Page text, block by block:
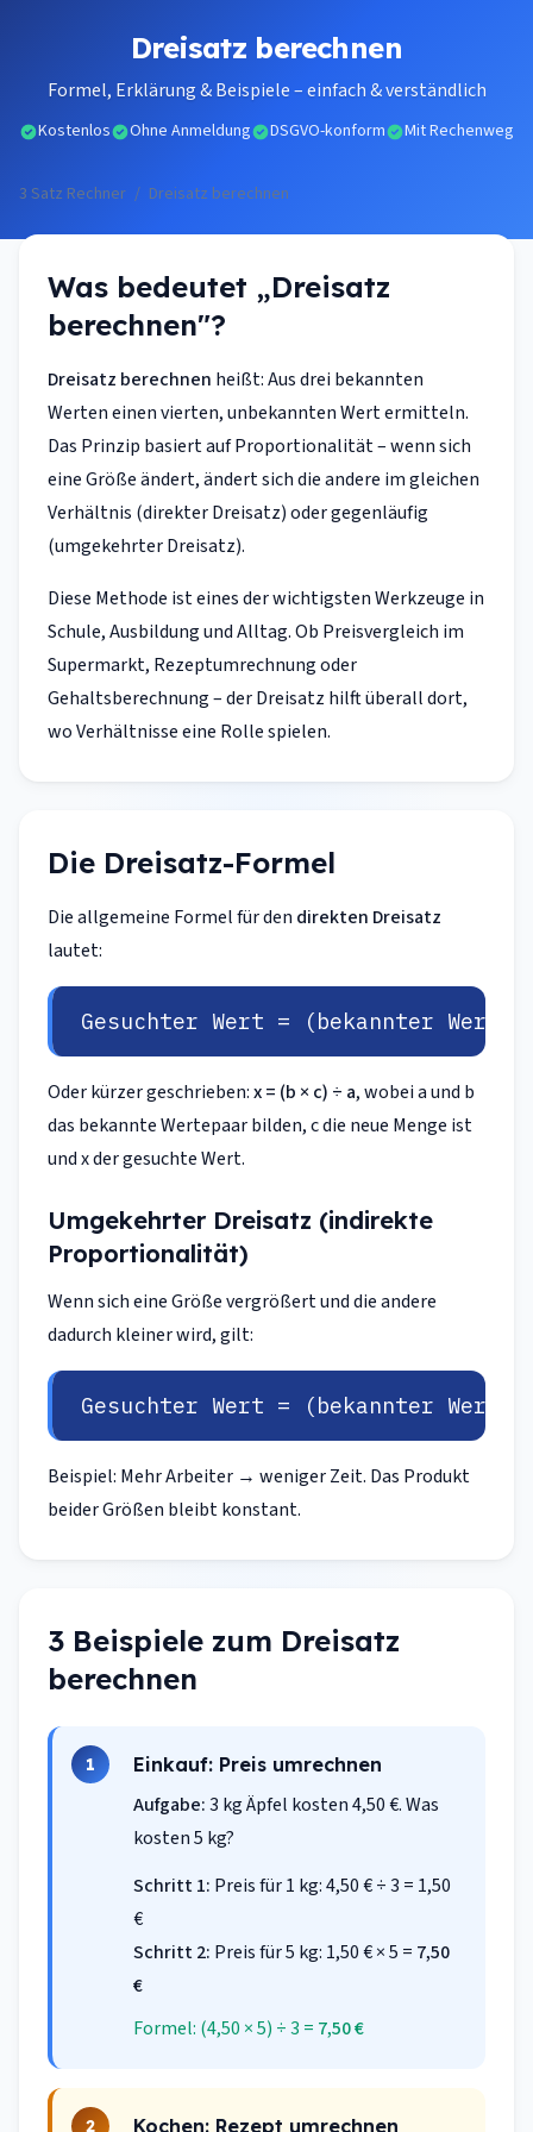
Dreisatz berechnen
Formel, Erklärung & Beispiele – einfach & verständlich
Kostenlos Ohne Anmeldung DSGVO-konform Mit Rechenweg
3 Satz Rechner / Dreisatz berechnen
Was bedeutet „Dreisatz
berechnen"?
Dreisatz berechnen heißt: Aus drei bekannten
Werten einen vierten, unbekannten Wert ermitteln.
Das Prinzip basiert aufProportionalität– wenn sich
eine Größe ändert, ändert sich die andere im gleichen
Verhältnis (direkter Dreisatz) oder gegenläufig
(umgekehrter Dreisatz).
Diese Methode ist eines der wichtigsten Werkzeuge in
Schule, Ausbildung und Alltag. Ob Preisvergleich im
Supermarkt, Rezeptumrechnung oder
Gehaltsberechnung – der Dreisatz hilft überall dort,
wo Verhältnisse eine Rolle spielen.
Die Dreisatz-Formel
Die allgemeine Formel für den direkten Dreisatz
lautet:
Gesuchter Wert = (bekannter Wert 2
Oder kürzer geschrieben:x = (b × c) ÷ a, wobei a und b
das bekannte Wertepaar bilden, c die neue Menge ist
und x der gesuchte Wert.
Umgekehrter Dreisatz (indirekte
Proportionalität)
Wenn sich eine Größe vergrößert und die andere
dadurch kleinerwird, gilt:
Gesuchter Wert = (bekannter Wert 2
Beispiel: Mehr Arbeiter → weniger Zeit. Das Produkt
beider Größen bleibt konstant.
3 Beispiele zum Dreisatz
berechnen
1 Einkauf: Preis umrechnen
Aufgabe:3 kg Äpfel kosten 4,50 €. Was
kosten 5 kg?
Schritt 1: Preis für 1 kg: 4,50 € ÷ 3 = 1,50
€
Schritt 2: Preis für 5 kg: 1,50 € × 5 = 7,50
€
Formel: (4,50 × 5) ÷ 3 = 7,50 €
2 Kochen: Rezept umrechnen